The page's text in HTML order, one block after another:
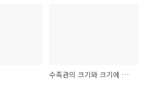
수족관의 크기와 크기에 따른 물고기 사육수